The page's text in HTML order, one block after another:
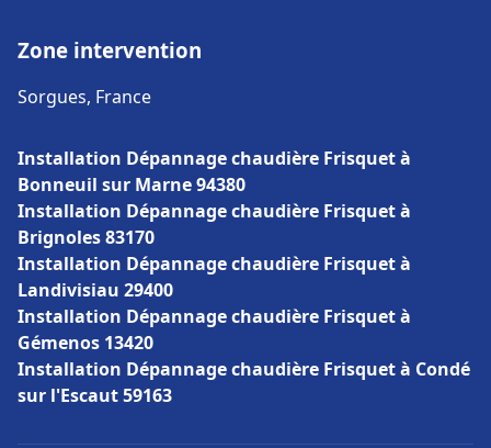
Zone intervention
Sorgues, France
Installation Dépannage chaudière Frisquet à
Bonneuil sur Marne 94380
Installation Dépannage chaudière Frisquet à
Brignoles 83170
Installation Dépannage chaudière Frisquet à
Landivisiau 29400
Installation Dépannage chaudière Frisquet à
Gémenos 13420
Installation Dépannage chaudière Frisquet à Condé
sur l'Escaut 59163